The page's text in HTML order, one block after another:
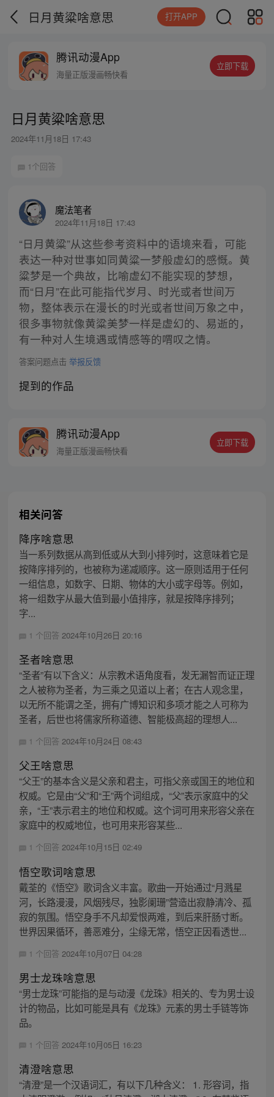
日月黄粱啥意思 打开APP
腾讯动漫App
海量正版漫画畅快看
立即下载
日月黄粱啥意思
2024年11月18日 17:43
1个回答
魔法笔者
2024年11月18日 17:43
“日月黄粱”从这些参考资料中的语境来看，可能
表达一种对世事如同黄粱一梦般虚幻的感慨。黄
粱梦是一个典故，比喻虚幻不能实现的梦想，
而“日月”在此可能指代岁月、时光或者世间万
物，整体表示在漫长的时光或者世间万象之中，
很多事物就像黄粱美梦一样是虚幻的、易逝的，
有一种对人生境遇或情感等的喟叹之情。
答案问题点击 举报反馈
提到的作品
腾讯动漫App
海量正版漫画畅快看
立即下载
相关问答
降序啥意思
当一系列数据从高到低或从大到小排列时，这意味着它是
按降序排列的，也被称为递减顺序。这一原则适用于任何
一组信息，如数字、日期、物体的大小或字母等。例如，
将一组数字从最大值到最小值排序，就是按降序排列；
字...
1 个回答 2024年10月26日 20:16
圣者啥意思
“圣者”有以下含义：从宗教术语角度看，发无漏智而证正理
之人被称为圣者，为三乘之见道以上者；在古人观念里，
以无所不能谓之圣，拥有广博知识和多项才能之人可称为
圣者，后世也将儒家所称道德、智能极高超的理想人...
1 个回答 2024年10月24日 08:43
父王啥意思
“父王”的基本含义是父亲和君主，可指父亲或国王的地位和
权威。它是由“父”和“王”两个词组成，“父”表示家庭中的父
亲，“王”表示君主的地位和权威。这个词可用来形容父亲在
家庭中的权威地位，也可用来形容某些...
1 个回答 2024年10月15日 02:49
悟空歌词啥意思
戴荃的《悟空》歌词含义丰富。歌曲一开始通过“月溅星
河，长路漫漫，风烟残尽，独影阑珊”营造出寂静清冷、孤
寂的氛围。悟空身手不凡却爱恨两难，到后来肝肠寸断。
世界因果循环，善恶难分，尘缘无常，悟空正因看透世...
1 个回答 2024年10月07日 04:28
男士龙珠啥意思
“男士龙珠”可能指的是与动漫《龙珠》相关的、专为男士设
计的物品，比如可能是具有《龙珠》元素的男士手链等饰
品。
1 个回答 2024年10月05日 16:23
清澄啥意思
“清澄”是一个汉语词汇，有以下几种含义： 1. 形容词，指